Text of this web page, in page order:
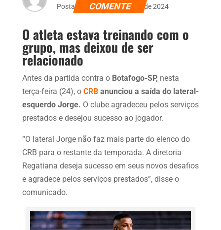
Postado dia 24 de setembro de 2024
COMENTE
O atleta estava treinando com o
grupo, mas deixou de ser
relacionado
Antes da partida contra o Botafogo-SP, nesta
terça-feira (24), o CRBanunciou a saída do lateral-
esquerdo Jorge. O clube agradeceu pelos serviços
prestados e desejou sucesso ao jogador.
“O lateral Jorge não faz mais parte do elenco do
CRB para o restante da temporada. A diretoria
Regatiana deseja sucesso em seus novos desafios
e agradece pelos serviços prestados”, disse o
comunicado.